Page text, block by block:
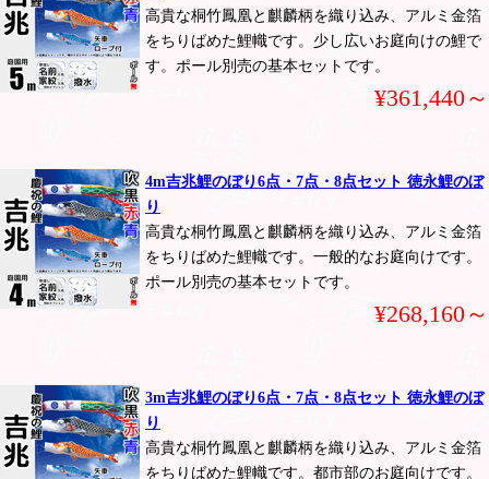
高貴な桐竹鳳凰と麒麟柄を織り込み、アルミ金箔
をちりばめた鯉幟です。少し広いお庭向けの鯉で
す。ポール別売の基本セットです。
¥361,440～
4m吉兆鯉のぼり6点・7点・8点セット 徳永鯉のぼ
り
高貴な桐竹鳳凰と麒麟柄を織り込み、アルミ金箔
をちりばめた鯉幟です。一般的なお庭向けです。
ポール別売の基本セットです。
¥268,160～
3m吉兆鯉のぼり6点・7点・8点セット 徳永鯉のぼ
り
高貴な桐竹鳳凰と麒麟柄を織り込み、アルミ金箔
をちりばめた鯉幟です。都市部のお庭向けです。